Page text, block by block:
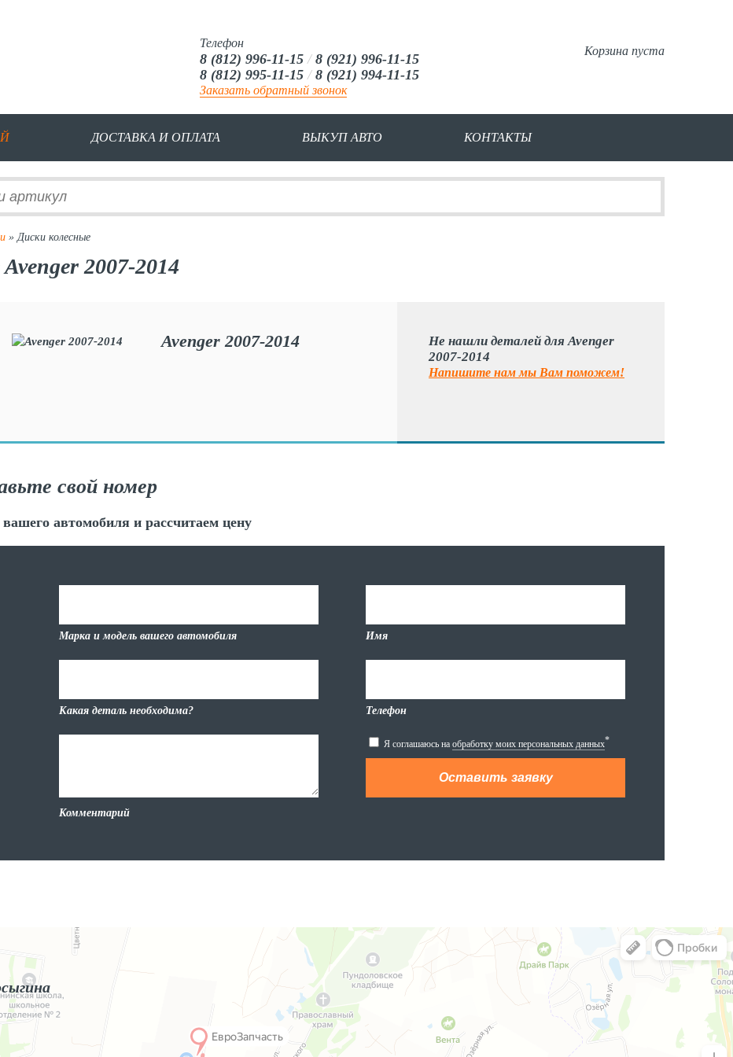
Корзина пуста
Телефон
8 (812) 996-11-15 / 8 (921) 996-11-15
8 (812) 995-11-15 / 8 (921) 994-11-15
Заказать обратный звонок
ДОСТАВКА И ОПЛАТА ВЫКУП АВТО КОНТАКТЫ
» Диски колесные
2007-2014
Avenger 2007-2014
Не нашли деталей для Avenger
2007-2014
Напишите нам мы Вам поможем!
свой номер
автомобиля и рассчитаем цену
Марка и модель вашего автомобиля
Какая деталь необходима?
Комментарий
Имя
Телефон
Я соглашаюсь на обработку моих персональных данных*